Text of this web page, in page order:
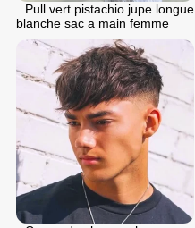
Pull vert pistachio jupe longue
blanche sac a main femme